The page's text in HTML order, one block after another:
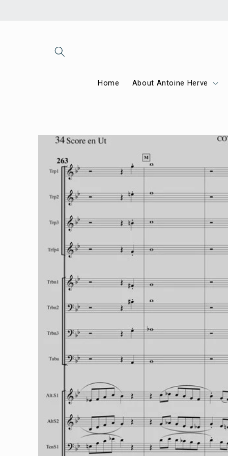
Home About Antoine Herve
Skip to
product
information